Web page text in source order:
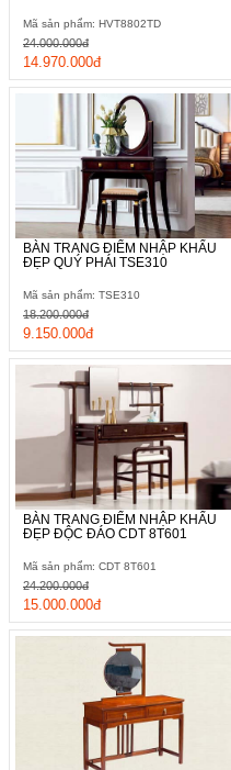
Ghế ngồi trang điểm có thiết
nhỏ gọn, dễ di chuyển nên
vuông vức, làm nổi bật lên
Mã sản phẩm: HVT8802TD
14.970.000đ
24.000.000đ
BÀN TRANG ĐIỂM NHẬP KHẨU
ĐẸP QUÝ PHÁI TSE310
Mã sản phẩm: TSE310
9.150.000đ
18.200.000đ
BÀN TRANG ĐIỂM NHẬP KHẨU
ĐẸP ĐỘC ĐÁO CDT 8T601
Mã sản phẩm: CDT 8T601
15.000.000đ
24.200.000đ